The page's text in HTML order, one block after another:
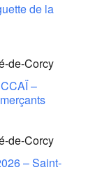
de la
de-Corcy
–
de-Corcy
– Saint-